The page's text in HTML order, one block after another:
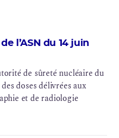
l’ASN du 14 juin
de sûreté nucléaire du
doses délivrées aux
et de radiologie